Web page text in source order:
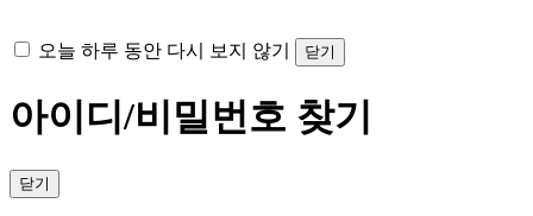
오늘 하루 동안 다시 보지 않기 닫기
아이디/비밀번호 찾기
닫기